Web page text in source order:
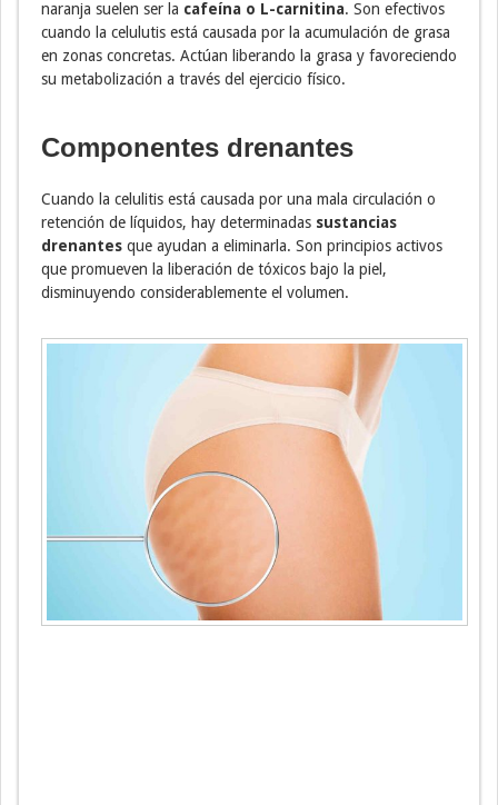
naranja suelen ser la cafeína o L-carnitina. Son efectivos
cuando la celulutis está causada por la acumulación de grasa
en zonas concretas. Actúan liberando la grasa y favoreciendo
su metabolización a través del ejercicio físico.
Componentes drenantes
Cuando la celulitis está causada por una mala circulación o
retención de líquidos, hay determinadas sustancias
drenantes que ayudan a eliminarla. Son principios activos
que promueven la liberación de tóxicos bajo la piel,
disminuyendo considerablemente el volumen.